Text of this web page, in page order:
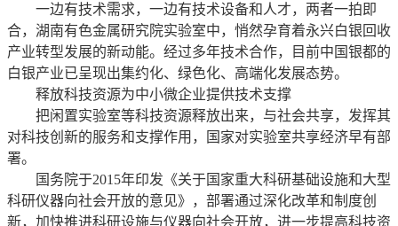
一边有技术需求，一边有技术设备和人才，两者一拍即
合，湖南有色金属研究院实验室中，悄然孕育着永兴白银回收
产业转型发展的新动能。经过多年技术合作，目前中国银都的
白银产业已呈现出集约化、绿色化、高端化发展态势。
释放科技资源为中小微企业提供技术支撑
把闲置实验室等科技资源释放出来，与社会共享，发挥其
对科技创新的服务和支撑作用，国家对实验室共享经济早有部
署。
国务院于2015年印发《关于国家重大科研基础设施和大型
科研仪器向社会开放的意见》，部署通过深化改革和制度创
新，加快推进科研设施与仪器向社会开放，进一步提高科技资